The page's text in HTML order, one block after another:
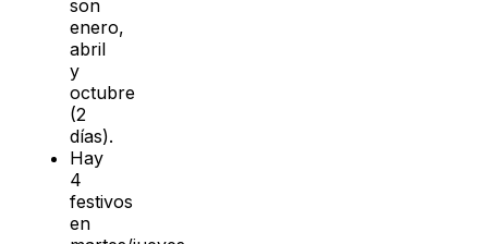
son
enero,
abril
y
octubre
(2
días).
Hay
4
festivos
en